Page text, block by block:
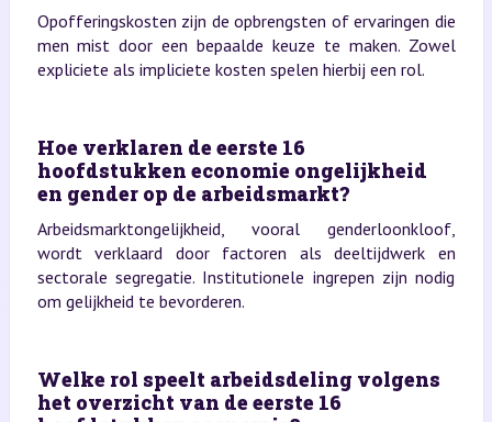
Opofferingskosten zijn de opbrengsten of ervaringen die
men mist door een bepaalde keuze te maken. Zowel
expliciete als impliciete kosten spelen hierbij een rol.
Hoe verklaren de eerste 16
hoofdstukken economie ongelijkheid
en gender op de arbeidsmarkt?
Arbeidsmarktongelijkheid, vooral genderloonkloof,
wordt verklaard door factoren als deeltijdwerk en
sectorale segregatie. Institutionele ingrepen zijn nodig
om gelijkheid te bevorderen.
Welke rol speelt arbeidsdeling volgens
het overzicht van de eerste 16